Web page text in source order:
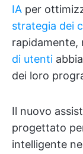
IA per
strategia dei
rapidamente,
di utenti
dei loro
Il nuovo
progettato
intelligente